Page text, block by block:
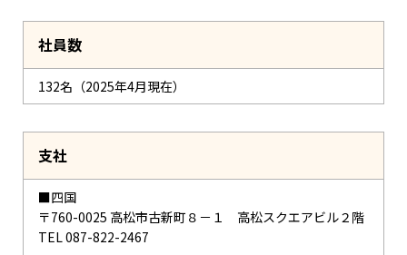
社員数
132名（2025年4月現在）
支社
■四国
〒760-0025 高松市古新町８－１ 高松スクエアビル２階
TEL 087-822-2467